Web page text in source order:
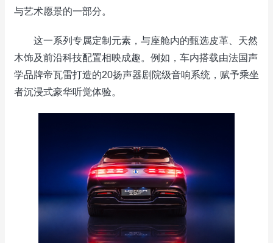
与艺术愿景的一部分。
这一系列专属定制元素，与座舱内的甄选皮革、天然
木饰及前沿科技配置相映成趣。例如，车内搭载由法国声
学品牌帝瓦雷打造的20扬声器剧院级音响系统，赋予乘坐
者沉浸式豪华听觉体验。